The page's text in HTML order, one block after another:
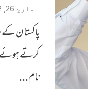
مارچ 26, 2022
پاکستان
کرتے ہوئے
نام...